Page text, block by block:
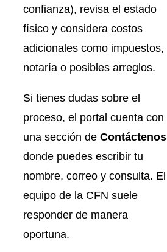
confianza), revisa el estado
físico y considera costos
adicionales como impuestos,
notaría o posibles arreglos.
Si tienes dudas sobre el
proceso, el portal cuenta con
una sección de Contáctenos
donde puedes escribir tu
nombre, correo y consulta. El
equipo de la CFN suele
responder de manera
oportuna.